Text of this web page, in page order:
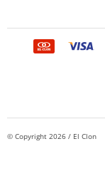
© Copyright 2026 / El Clon